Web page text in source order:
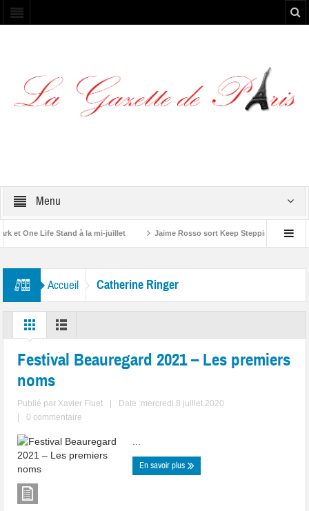
Menu
et One Life Stand à la mi-juillet Jaime Rosso sort Keep Stepping, son
Accueil Catherine Ringer
Festival Beauregard 2021 – Les premiers
noms
Publié par Xavier Fluet
Date :mercredi 8 juillet 2020
0 commentaire
En savoir plus